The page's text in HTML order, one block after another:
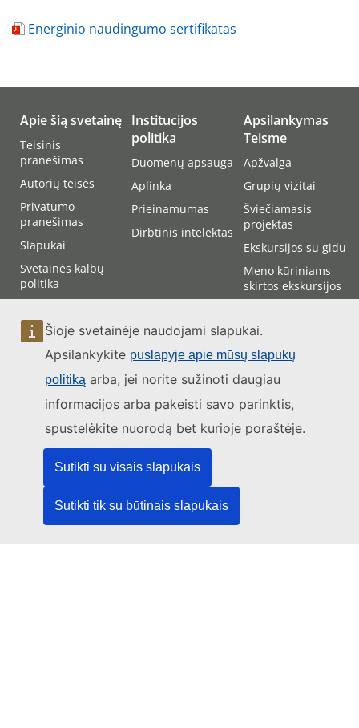
Šioje svetainėje naudojami slapukai.
Apsilankykite puslapyje apie mūsų slapukų
politiką arba, jei norite sužinoti daugiau
informacijos arba pakeisti savo parinktis,
spustelėkite nuorodą bet kurioje poraštėje.
Sutikti su visais slapukais
Sutikti tik su būtinais slapukais
Energinio naudingumo sertifikatas
Apie šią svetainę
Teisinis
pranešimas
Autorių teisės
Privatumo
pranešimas
Slapukai
Svetainės kalbų
politika
prieinamumas
Svetainės
struktūra
Institucijos
politika
Duomenų apsauga
Aplinka
Prieinamumas
Dirbtinis intelektas
Apsilankymas
Teisme
Apžvalga
Grupių vizitai
Šviečiamasis
projektas
Ekskursijos su gidu
Meno kūriniams
skirtos ekskursijos
Teismą
Dalyvavimas
teismo
posėdžiuose
Kontaktai